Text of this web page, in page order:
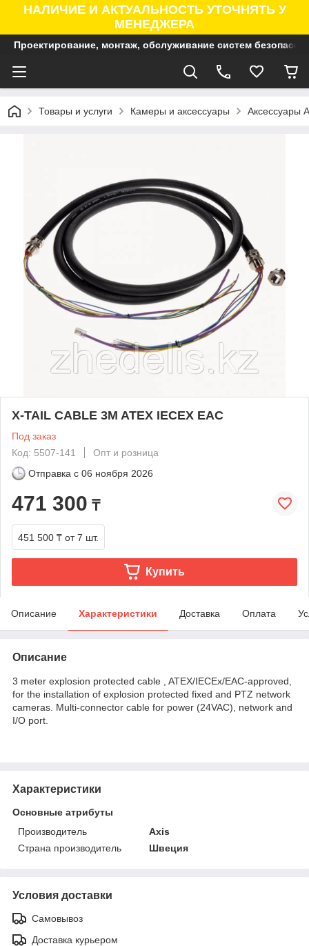
НАЛИЧИЕ И АКТУАЛЬНОСТЬ УТОЧНЯТЬ У
МЕНЕДЖЕРА
Проектирование, монтаж, обслуживание систем
Товары и услуги Камеры и аксессуары Аксессуары
X-TAIL CABLE 3M ATEX IECEX EAC
Под заказ
Код: 5507-141
Опт и розница
Отправка с 06 ноября 2026
471 300 ₸
451 500 ₸ от 7 шт.
Купить
Описание Характеристики Доставка Оплата
Описание
3 meter explosion protected cable , ATEX/IECEx/EAC-approved,
for the installation of explosion protected fixed and PTZ network
cameras. Multi-connector cable for power (24VAC), network and
I/O port.
Характеристики
Основные атрибуты
Производитель
Axis
Страна производитель
Швеция
Условия доставки
Самовывоз
Доставка курьером